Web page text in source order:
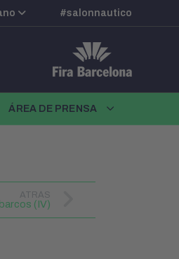
#salonnautico
ÁREA DE PRENSA
ATRÁS
(IV)